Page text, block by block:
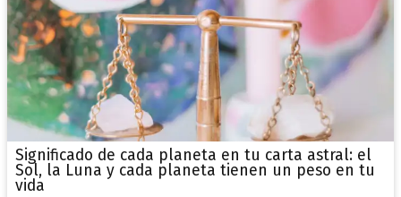
Significado de cada planeta en tu carta astral: el
Sol, la Luna y cada planeta tienen un peso en tu
vida